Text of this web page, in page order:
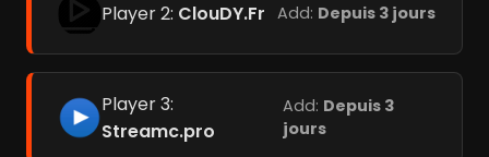
Player 2: ClouDY.Fr Add: Depuis 3 jours
Player 3:
Streamc.pro
Add: Depuis 3
jours